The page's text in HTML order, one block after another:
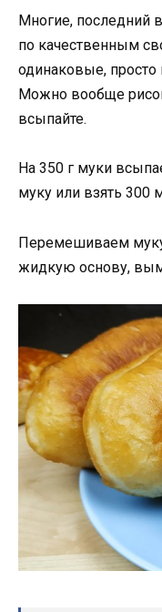
Многие, последний
по качественным
одинаковые,
Можно вообще
всыпайте.
На 350 г муки
муку или взять 300
Перемешиваем
жидкую основу,